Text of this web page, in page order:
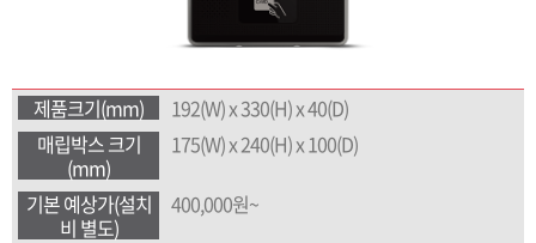
제품크기(mm)
192(W) x 330(H) x 40(D)
매립박스 크기
(mm)
175(W) x 240(H) x 100(D)
기본 예상가(설치
비 별도)
400,000원~